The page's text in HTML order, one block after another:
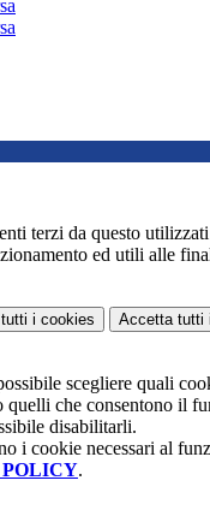
terzi da questo
ed utili alle
i cookies Accetta tutti
scegliere quali
quelli che consentono il
disabilitarli.
i cookie necessari al
.